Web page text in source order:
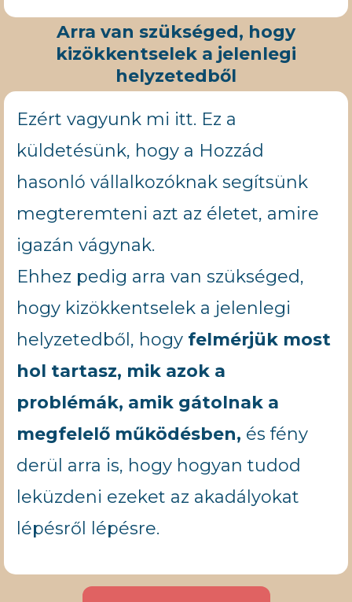
Arra van szükséged, hogy
kizökkentselek a jelenlegi
helyzetedből
Ezért vagyunk mi itt. Ez a
küldetésünk, hogy a Hozzád
hasonló vállalkozóknak segítsünk
megteremteni azt az életet, amire
igazán vágynak.
Ehhez pedig arra van szükséged,
hogy kizökkentselek a jelenlegi
helyzetedből, hogy felmérjük most
hol tartasz, mik azok a
problémák, amik gátolnak a
megfelelő működésben, és fény
derül arra is, hogy hogyan tudod
leküzdeni ezeket az akadályokat
lépésről lépésre.